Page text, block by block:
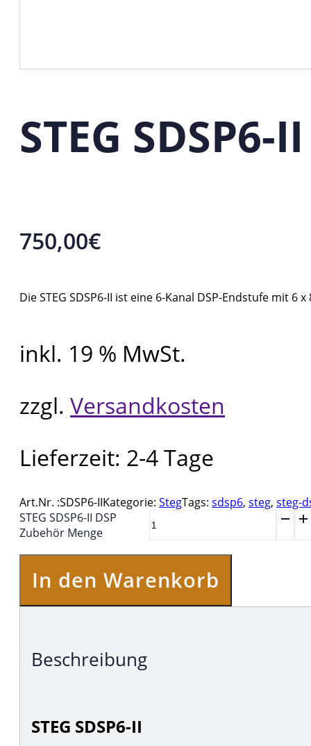
STEG
750,00€
Die STEG SDSP6-II ist eine 6-Kanal DSP-Endstufe mit
inkl. 19 % MwSt.
zzgl. Versandkosten
Lieferzeit: 2-4 Tage
Art.Nr. :SDSP6-IIKategorie: StegTags: sdsp6, steg, steg-
STEG SDSP6-II DSP
Zubehör Menge
In den Warenkorb
Beschreibung
STEG SDSP6-II